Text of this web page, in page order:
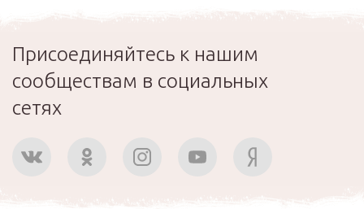
Присоединяйтесь к нашим
сообществам в социальных
сетях